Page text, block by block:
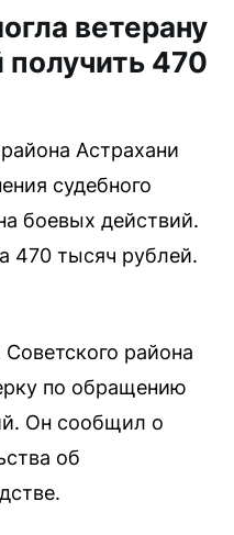
ветерану
470
Астрахани
судебного
боевых действий.
470 тысяч рублей.
района
по обращению
Он сообщил о
об